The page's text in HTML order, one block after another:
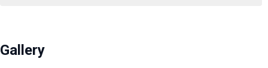
Gallery